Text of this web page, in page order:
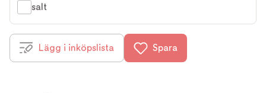
salt
Lägg i inköpslista Spara